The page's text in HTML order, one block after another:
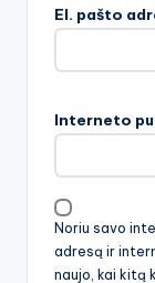
El. pašto
Interneto
Noriu savo
adresą ir
naujo, kai kitą